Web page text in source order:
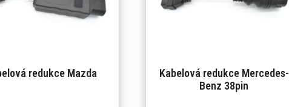
redukce Mazda
Kabelová redukce Mercedes-
Benz 38pin